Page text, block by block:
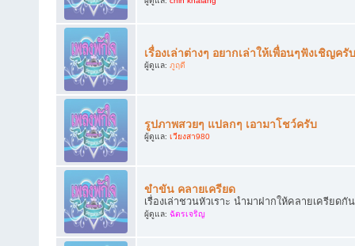
เรื่องเล่าต่างๆ อยากเล่าให้เพื่อนๆฟังเชิญครับ
ผู้ดูแล: ภูฤดี
รูปภาพสวยๆ แปลกๆ เอามาโชว์ครับ
ผู้ดูแล: เวียงสา980
ขำขัน คลายเครียด
เรื่องเล่าชวนหัวเราะ นำมาฝากให้คลายเครียดกัน
ผู้ดูแล: ฉัตรเจริญ